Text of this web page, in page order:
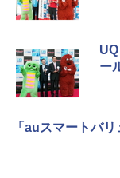
ー
「auスマートバ